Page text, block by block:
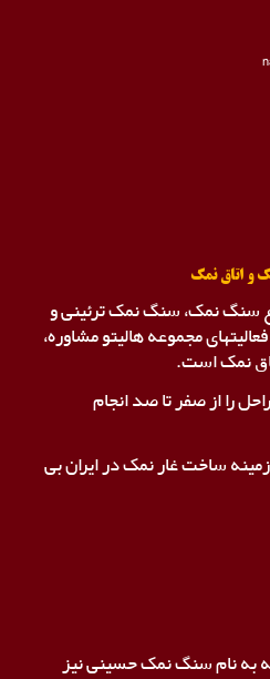
و اتاق نمک
سنگ نمک، سنگ نمک ترئینی و
مجموعه هالیتو مشاوره،
نمک است.
را از صفر تا صد انجام
ساخت غار نمک در ایران بی
به نام سنگ نمک حسینی نیز